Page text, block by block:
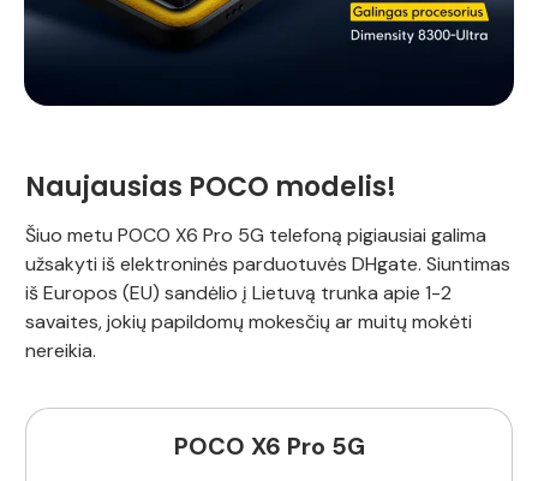
Naujausias POCO modelis!
Šiuo metu POCO X6 Pro 5G telefoną pigiausiai galima
užsakyti iš elektroninės parduotuvės DHgate. Siuntimas
iš Europos (EU) sandėlio į Lietuvą trunka apie 1-2
savaites, jokių papildomų mokesčių ar muitų mokėti
nereikia.
POCO X6 Pro 5G